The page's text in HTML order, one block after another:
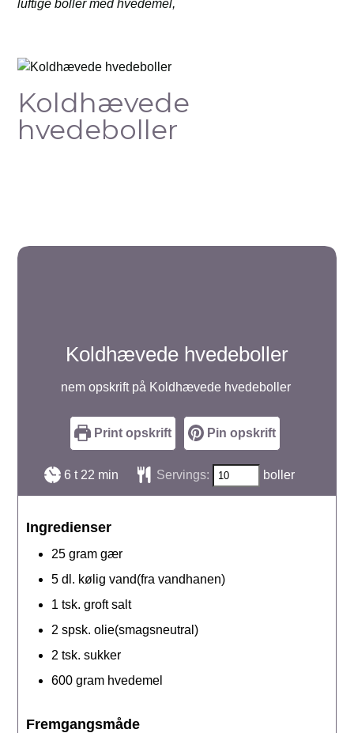
luftige boller med hvedemel,
Koldhævede
hvedeboller
Koldhævede hvedeboller
nem opskrift på Koldhævede hvedeboller
Print opskrift Pin opskrift
6timer
t 22minutter
min Servings: boller
Ingredienser
25gram gær
5 dl. kølig vand(fra vandhanen)
1 tsk. groft salt
2 spsk. olie(smagsneutral)
2 tsk. sukker
600 gram hvedemel
Fremgangsmåde